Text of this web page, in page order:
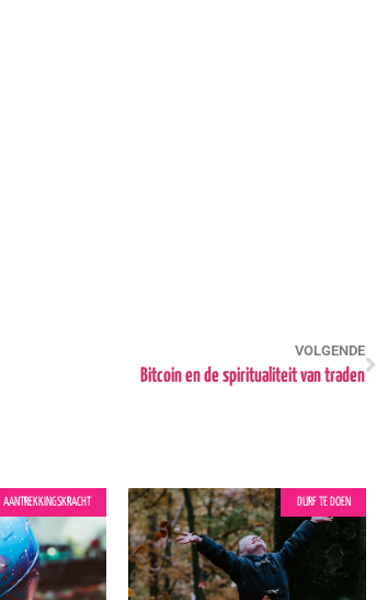
VOLGENDE
Bitcoin en de spiritualiteit van traden
AANTREKKINGSKRACHT DURF TE DOEN